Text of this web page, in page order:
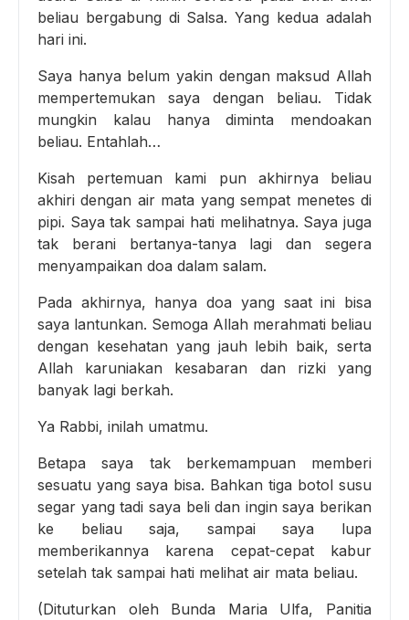
beliau bergabung di Salsa. Yang kedua adalah
hari ini.
Saya hanya belum yakin dengan maksud Allah
mempertemukan saya dengan beliau. Tidak
mungkin kalau hanya diminta mendoakan
beliau. Entahlah…
Kisah pertemuan kami pun akhirnya beliau
akhiri dengan air mata yang sempat menetes di
pipi. Saya tak sampai hati melihatnya. Saya juga
tak berani bertanya-tanya lagi dan segera
menyampaikan doa dalam salam.
Pada akhirnya, hanya doa yang saat ini bisa
saya lantunkan. Semoga Allah merahmati beliau
dengan kesehatan yang jauh lebih baik, serta
Allah karuniakan kesabaran dan rizki yang
banyak lagi berkah.
Ya Rabbi, inilah umatmu.
Betapa saya tak berkemampuan memberi
sesuatu yang saya bisa. Bahkan tiga botol susu
segar yang tadi saya beli dan ingin saya berikan
ke beliau saja, sampai saya lupa
memberikannya karena cepat-cepat kabur
setelah tak sampai hati melihat air mata beliau.
(Dituturkan oleh Bunda Maria Ulfa, Panitia